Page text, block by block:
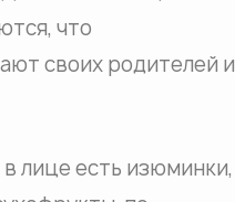
что
своих родителей и
лице есть изюминки,